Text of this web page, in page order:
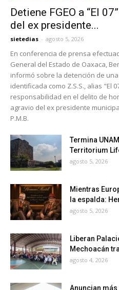
Detiene FGEO a “El
del ex presidente...
sietedias - agosto 5, 2026
En conferencia de prensa
General del Estado de Oaxaca,
informó sobre la detención de
identificada como Z.S.S., alias "El
responsabilidad en el delito de
agravio del ex presidente
P.M.B.
Termina
Territorium
agosto 5, 2026
Mientras
la espalda:
agosto 5, 2026
Liberan
Mechoacán
agosto 4, 2026
Anuncian